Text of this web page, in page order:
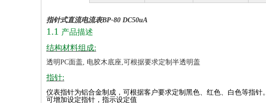
指针式直流电流表BP-80 DC50uA
1.1 产品描述
结构材料组成:
透明PC面盖, 电胶木底座,可根据要求定制半透明盖
指针:
仪表指针为铝合金制成，可根据客户要求定制黑色、红色、白色等指针。
可增加设定指针，指示设定值